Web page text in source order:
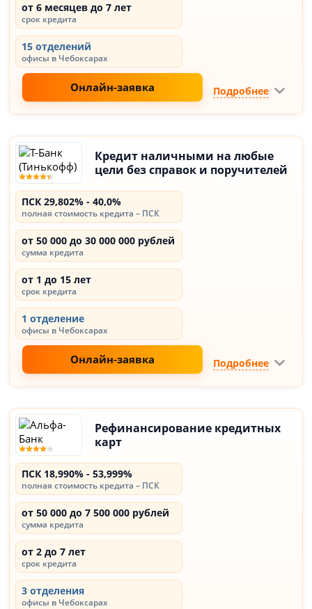
от 6 месяцев до 7 лет
срок кредита
15 отделений
офисы в Чебоксарах
Онлайн-заявка Подробнее
Кредит наличными на любые
цели без справок и поручителей
ПСК 29,802% - 40,0%
полная стоимость кредита – ПСК
от 50 000 до 30 000 000 рублей
сумма кредита
от 1 до 15 лет
срок кредита
1 отделение
офисы в Чебоксарах
Онлайн-заявка Подробнее
Рефинансирование кредитных
карт
ПСК 18,990% - 53,999%
полная стоимость кредита – ПСК
от 50 000 до 7 500 000 рублей
сумма кредита
от 2 до 7 лет
срок кредита
3 отделения
офисы в Чебоксарах